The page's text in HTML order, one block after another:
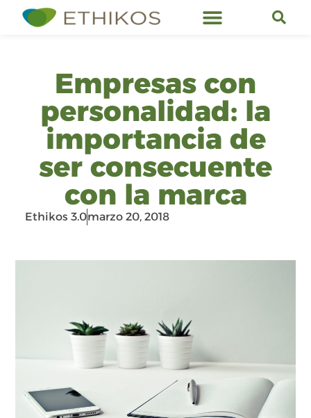
Empresas con
personalidad: la
importancia de
ser consecuente
con la marca
Ethikos 3.0marzo 20, 2018